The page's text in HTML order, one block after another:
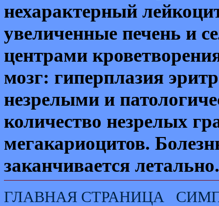
нехарактерный
увеличенные печень и
центрами
мозг: гиперплазия
незрелыми и
количество незрелых
мегакариоцитов.
заканчивается летально.
ГЛАВНАЯ СТРАНИЦА